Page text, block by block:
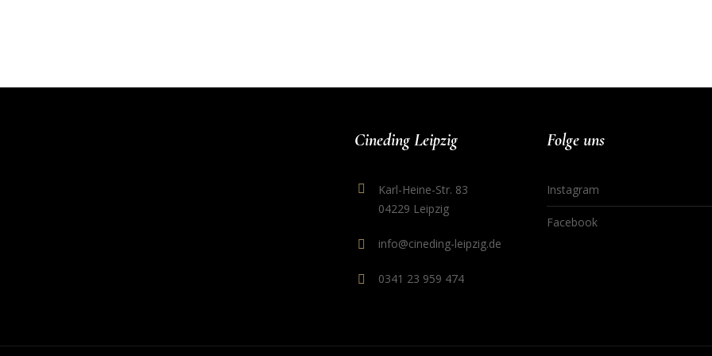
Cineding Leipzig
Karl-Heine-Str. 83
04229 Leipzig
info@cineding-leipzig.de
0341 23 959 474
Folge uns
Instagram
Facebook